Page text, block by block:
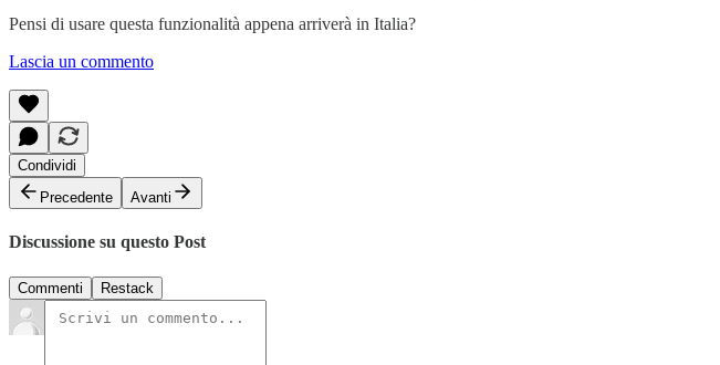
Pensi di usare questa funzionalità appena arriverà in Italia?
Lascia un commento
Condividi
Precedente
Avanti
Discussione su questo Post
Commenti Restack